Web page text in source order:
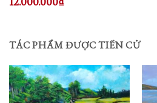
TÁC PHẨM ĐƯỢC TIẾN CỬ